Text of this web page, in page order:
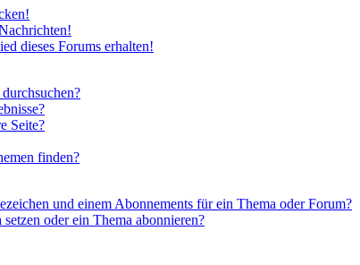
dieses Forums erhalten!
Seite?
finden?
und einem Abonnements für ein Thema oder Forum?
oder ein Thema abonnieren?